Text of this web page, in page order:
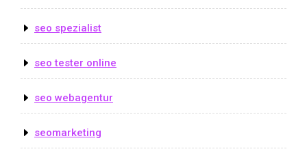
seo spezialist
seo tester online
seo webagentur
seomarketing